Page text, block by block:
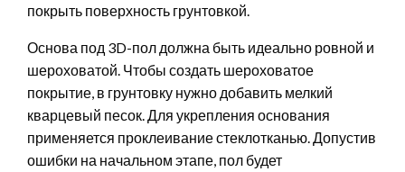
покрыть поверхность грунтовкой.
Основа под 3D-пол должна быть идеально ровной и
шероховатой. Чтобы создать шероховатое
покрытие, в грунтовку нужно добавить мелкий
кварцевый песок. Для укрепления основания
применяется проклеивание стеклотканью. Допустив
ошибки на начальном этапе, пол будет